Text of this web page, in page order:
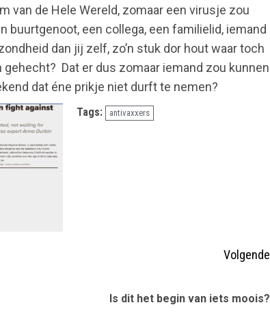
van de Hele Wereld, zomaar een virusje zou
buurtgenoot, een collega, een familielid, iemand
dan jij zelf, zo’n stuk dor hout waar toch
Dat er dus zomaar iemand zou kunnen
dat éne prikje niet durft te nemen?
Tags: antivaxxers
Volgende
VolgendeIs dit het begin van iets moois?